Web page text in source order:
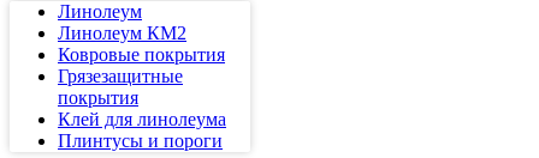
Линолеум
Линолеум КМ2
Ковровые покрытия
Грязезащитные
покрытия
Клей для линолеума
Плинтусы и пороги